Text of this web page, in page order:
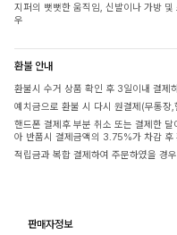
지퍼의 뻣뻣한 움직임, 신발이나 가방
우
환불 안내
환불시 수거 상품 확인 후 3일이내 결제
예치금으로 환불 시 다시 원결제(무통장
핸드폰 결제후 부분 취소 또는 결제한
아 반품시 결제금액의 3.75%가 차감 후
적립금과 복합 결제하여 주문하였을 경
판매자정보